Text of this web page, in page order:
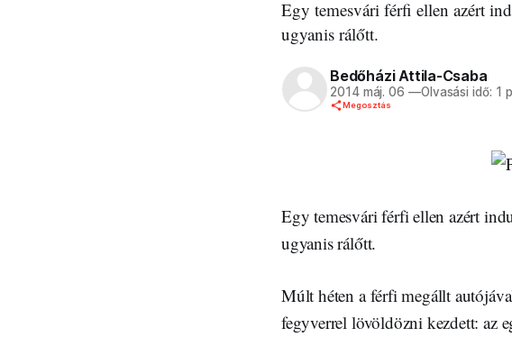
Egy temesvári férfi ellen azért
ugyanis rálőtt.
Bedőházi Attila-Csaba
2014 máj. 06 —Olvasási idő: 1
Megosztás
Egy temesvári férfi ellen azért
ugyanis rálőtt.
Múlt héten a férfi megállt
fegyverrel lövöldözni kezdett: az